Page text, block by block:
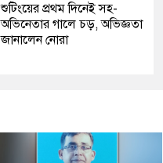
শুটিংয়ের প্রথম দিনেই সহ-
অভিনেতার গালে চড়, অভিজ্ঞতা
জানালেন নোরা